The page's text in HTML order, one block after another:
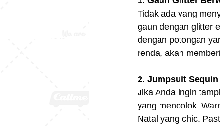
Tidak ada yang
gaun dengan glitter
dengan potongan
renda, akan
2. Jumpsuit
Jika Anda ingin
yang mencolok.
Natal yang chic.